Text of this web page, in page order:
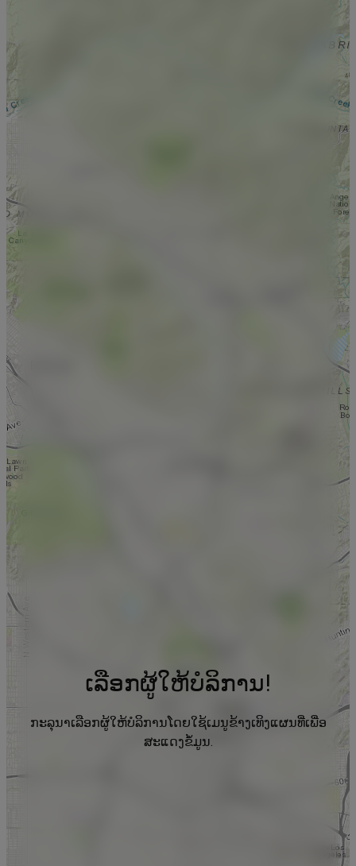
ເລືອກຜູ້ໃຫ້ບໍລິການ!
ກະລຸນາເລືອກຜູ້ໃຫ້ບໍລິການໂດຍໃຊ້ເມນູຂ້າງເທິງແຜນທີ່ເພື່ອ
ສະແດງຂໍ້ມູນ.